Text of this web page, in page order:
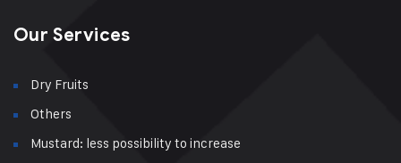
Our Services
Dry Fruits
Others
Mustard: less possibility to increase